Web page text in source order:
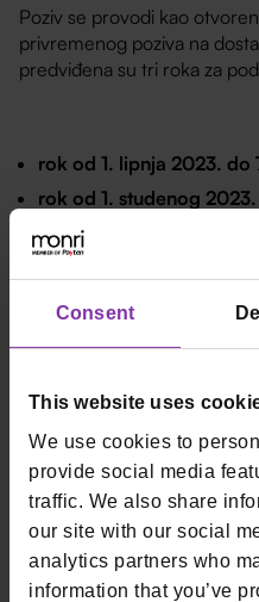
Consent
This website uses
We use cookies to
provide social media
traffic. We also share
our site with our social
analytics partners who
information that you’ve
Poziv se provodi kao
privremenog poziva na
predviđena su tri roka za
rok od 1. lipnja 2023. do
rok od 1. studenog
rok od 1. ožujka 2024.